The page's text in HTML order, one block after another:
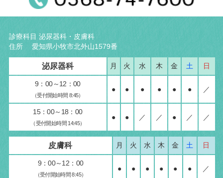
診療科目 泌尿器科・皮膚科
住所 愛知県小牧市北外山1579番
泌尿器科 月 火 水 木 金 土 日
9：00～12：00
（受付開始時間 8:45）
● ● ● ● ● ● ／
15：00～18：00
（受付開始時間 14:45）
● ● ／ ／ ● ／ ／
皮膚科 月 火 水 木 金 土 日
9：00～12：00
（受付開始時間 8:45）
● ● ● ● ● ● ／